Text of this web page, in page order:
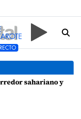
de hubara cerca del rally de Lanzarote